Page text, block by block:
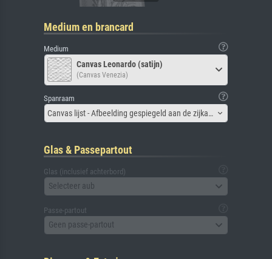
Medium en brancard
Medium
Canvas Leonardo (satijn)
(Canvas Venezia)
Spanraam
Canvas lijst - Afbeelding gespiegeld aan de zijkant
Glas & Passepartout
Glas (inclusief achterbord)
Selecteer aub
Passe-partout
Geen passe-partout